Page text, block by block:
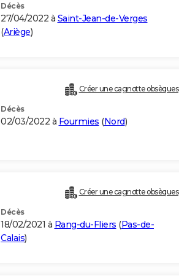
Décès
27/04/2022 à Saint-Jean-de-Verges
(Ariège)
Créer une cagnotte obsèques
Décès
02/03/2022 à Fourmies (Nord)
Créer une cagnotte obsèques
Décès
18/02/2021 à Rang-du-Fliers (Pas-de-
Calais)